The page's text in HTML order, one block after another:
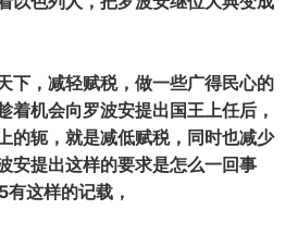
下，减轻赋税，做一些广得民心的
着机会向罗波安提出国王上任后，
的轭，就是减低赋税，同时也减少
安提出这样的要求是怎么一回事
这样的记载，